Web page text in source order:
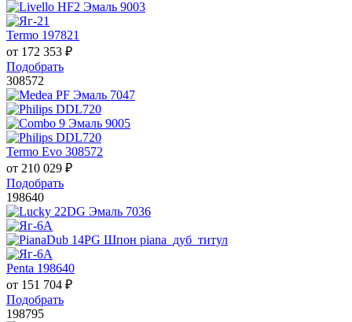
Termo 197821
от 172 353 ₽
Подобрать
308572
Termo Evo 308572
от 210 029 ₽
Подобрать
198640
Penta 198640
от 151 704 ₽
Подобрать
198795